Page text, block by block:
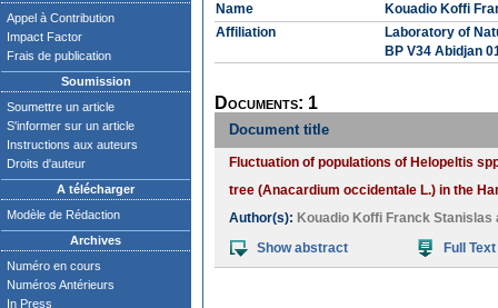
Appel à Contribution
Impact Factor
Frais de publication
Soumission
Soumettre un article
S'informer sur un article
Instructions aux auteurs
Droits d'auteur
A télécharger
Modèle de Rédaction
Archives
Numéro en cours
Numéros Antérieurs
In Press
Name
Kouadio Koffi
Affiliation
Laboratory of
BP V34 Abidjan
Documents: 1
Document title
Fluctuation of populations of Helopeltis
tree (Anacardium occidentale L.) in the
Author(s): Kouadio Koffi Franck Stanislas
Show abstract
Full Text